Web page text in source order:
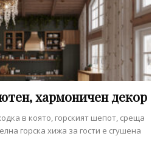
хармоничен декор
в която, горският шепот, среща
горска хижа за гости е сгушена